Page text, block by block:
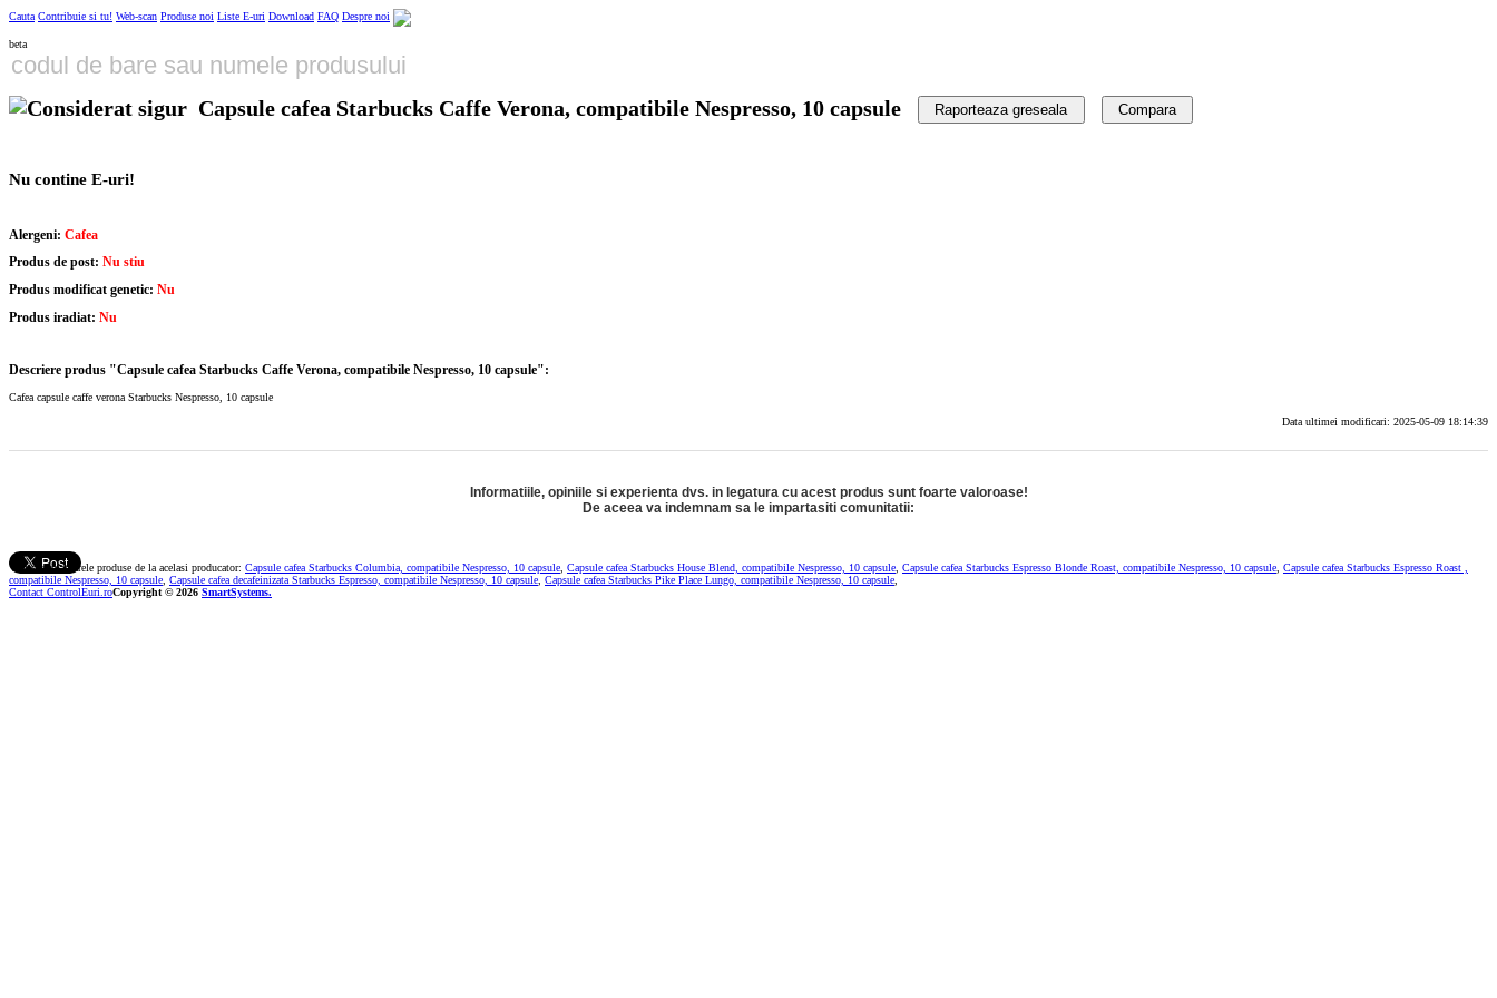
Cauta Contribuie si tu! Web-scan Produse noi Liste E-uri Download FAQ Despre noi
beta
Capsule cafea Starbucks Caffe Verona, compatibile Nespresso, 10 capsule Raporteaza greseala Compara
Nu contine E-uri!
Alergeni: Cafea
Produs de post: Nu stiu
Produs modificat genetic: Nu
Produs iradiat: Nu
Descriere produs "Capsule cafea Starbucks Caffe Verona, compatibile Nespresso, 10 capsule":
Cafea capsule caffe verona Starbucks Nespresso, 10 capsule
Data ultimei modificari: 2025-05-09 18:14:39
Informatiile, opiniile si experienta dvs. in legatura cu acest produs sunt foarte valoroase!
De aceea va indemnam sa le impartasiti comunitatii:
Vezi si urmatoarele produse de la acelasi producator: Capsule cafea Starbucks Columbia, compatibile Nespresso, 10 capsule Capsule cafea Starbucks House Blend, compatibile Nespresso, 10 capsule Capsule cafea Starbucks Espresso Blonde Roast, compatibile Nespresso, 10 capsule Capsule cafea Starbucks Espresso Roast ,
compatibile Nespresso, 10 capsule Capsule cafea decafeinizata Starbucks Espresso, compatibile Nespresso, 10 capsule Capsule cafea Starbucks Pike Place Lungo, compatibile Nespresso, 10 capsule
Contact ControlEuri.roCopyright © 2026 SmartSystems.